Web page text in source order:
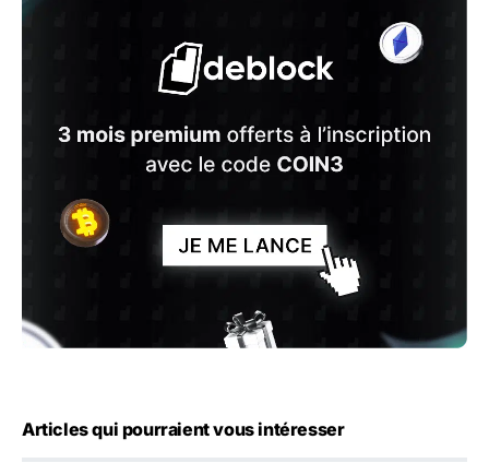
Articles qui pourraient vous intéresser